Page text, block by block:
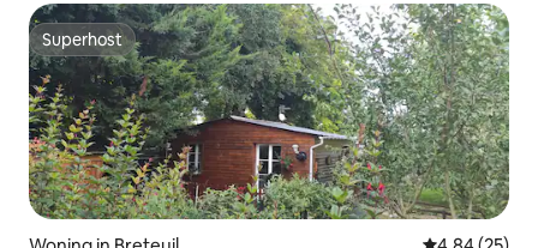
Superhost
Superhost